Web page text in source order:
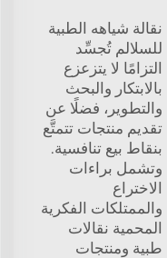
نقالة شياهه الطبية
للسلالم تُجسِّد
التزامًا لا يتزعزع
بالابتكار والبحث
والتطوير، فضلًا عن
تقديم منتجات تتمتَّع
بنقاط بيع تنافسية.
وتشمل براءات
الاختراع
والممتلكات الفكرية
المحمية نقالات
طبية ومنتجات